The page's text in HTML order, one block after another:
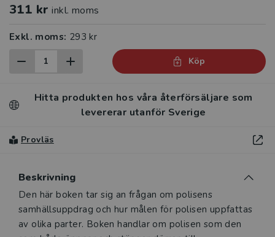
311 kr inkl. moms
Exkl. moms: 293 kr
Köp
Hitta produkten hos våra återförsäljare som
levererar utanför Sverige
Provläs
Beskrivning
Beskrivning
Den här boken tar sig an frågan om polisens
samhällsuppdrag och hur målen för polisen uppfattas
av olika parter. Boken handlar om polisen som den